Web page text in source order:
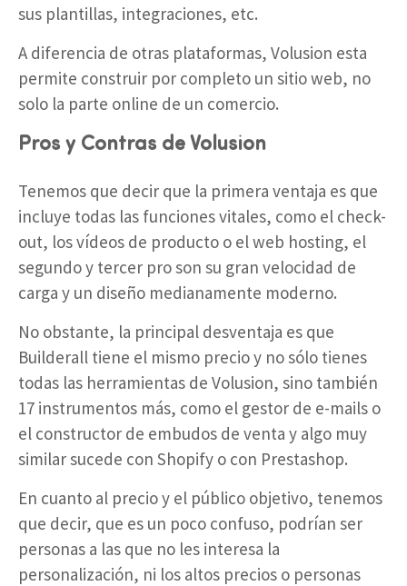
sus plantillas, integraciones, etc.
A diferencia de otras plataformas, Volusion esta
permite construir por completo un sitio web, no
solo la parte online de un comercio.
Pros y Contras de Volusion
Tenemos que decir que la primera ventaja es que
incluye todas las funciones vitales, como el check-
out, los vídeos de producto o el web hosting, el
segundo y tercer pro son su gran velocidad de
carga y un diseño medianamente moderno.
No obstante, la principal desventaja es que
Builderall tiene el mismo precio y no sólo tienes
todas las herramientas de Volusion, sino también
17 instrumentos más, como el gestor de e-mails o
el constructor de embudos de venta y algo muy
similar sucede con Shopify o con Prestashop.
En cuanto al precio y el público objetivo, tenemos
que decir, que es un poco confuso, podrían ser
personas a las que no les interesa la
personalización, ni los altos precios o personas